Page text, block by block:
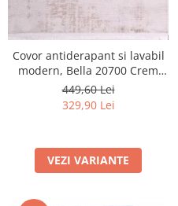
Covor antiderapant si lavabil
modern, Bella 20700 Crem
Bej, Grosime 3 mm
449,60 Lei
329,90 Lei
VEZI VARIANTE